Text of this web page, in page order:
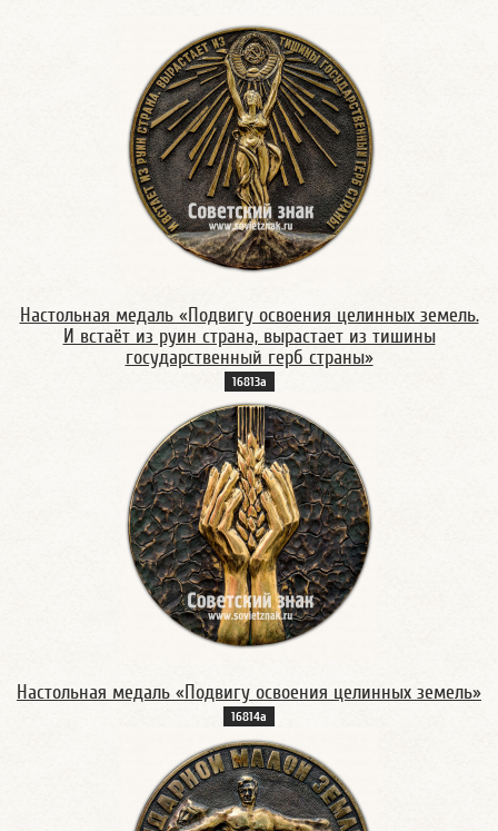
Настольная медаль «Подвигу освоения целинных земель.
И встаёт из руин страна, вырастает из тишины
государственный герб страны»
16813а
Настольная медаль «Подвигу освоения целинных земель»
16814а